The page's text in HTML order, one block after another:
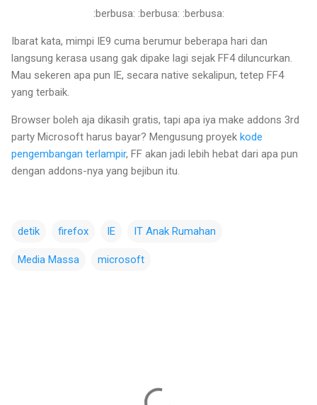
:berbusa: :berbusa: :berbusa:
Ibarat kata, mimpi IE9 cuma berumur beberapa hari dan
langsung kerasa usang gak dipake lagi sejak FF4 diluncurkan.
Mau sekeren apa pun IE, secara native sekalipun, tetep FF4
yang terbaik.
Browser boleh aja dikasih gratis, tapi apa iya make addons 3rd
party Microsoft harus bayar? Mengusung proyek kode
pengembangan terlampir, FF akan jadi lebih hebat dari apa pun
dengan addons-nya yang bejibun itu.
detik firefox IE IT Anak Rumahan
Media Massa microsoft